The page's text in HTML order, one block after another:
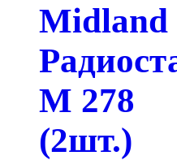
Midland
M 278
(2шт.)